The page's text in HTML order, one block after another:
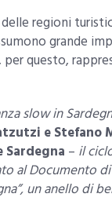
regioni
grande
questo,
slow in
e Stefano
– il
al Documento
un anello di